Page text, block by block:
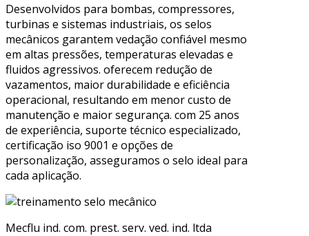
Desenvolvidos para bombas, compressores,
turbinas e sistemas industriais, os selos
mecânicos garantem vedação confiável mesmo
em altas pressões, temperaturas elevadas e
fluidos agressivos. oferecem redução de
vazamentos, maior durabilidade e eficiência
operacional, resultando em menor custo de
manutenção e maior segurança. com 25 anos
de experiência, suporte técnico especializado,
certificação iso 9001 e opções de
personalização, asseguramos o selo ideal para
cada aplicação.
Mecflu ind. com. prest. serv. ved. ind. ltda